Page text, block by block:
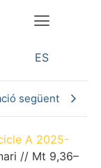
ES
següent
A 2025-
// Mt 9,36–